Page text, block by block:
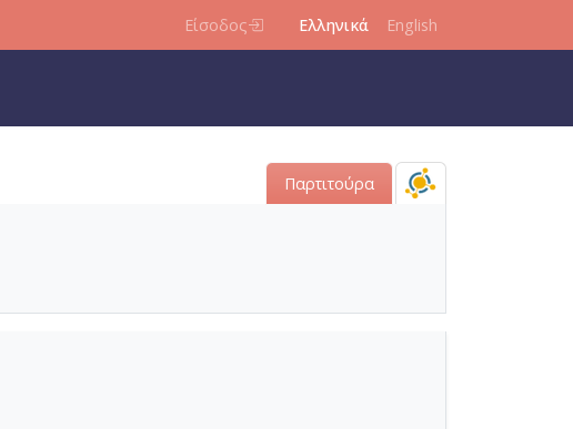
Είσοδος Ελληνικά English
Παρτιτούρα